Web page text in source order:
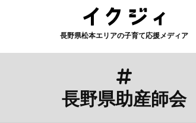
長野県松本エリアの子育て応援メディア
長野県助産師会